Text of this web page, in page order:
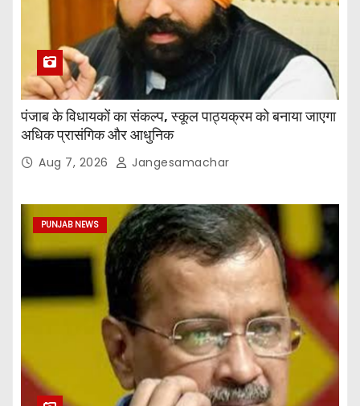
पंजाब के विधायकों का संकल्प, स्कूल पाठ्यक्रम को बनाया जाएगा
अधिक प्रासंगिक और आधुनिक
Aug 7, 2026 Jangesamachar
PUNJAB NEWS